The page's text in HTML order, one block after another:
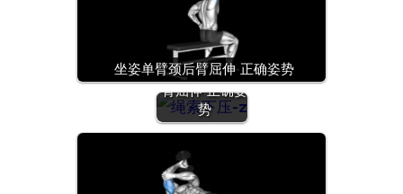
坐姿单臂颈后臂屈伸 正确姿势
龙门架高滑轮
臂屈伸 正确姿
势